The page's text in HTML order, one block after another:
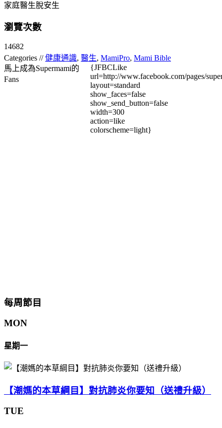
家庭醫生脫安生
瀏覽次數
14682
Categories //健康通識, 醫生, MamiPro, Mami Bible
馬上成為Supermami的
Fans
{JFBCLike
url=http://www.facebook.com/pages/
layout=standard
show_faces=false
show_send_button=false
width=300
action=like
colorscheme=light}
每周節目
MON
星期一
【潮媽的本草綱目】對抗肺炎你要知（送禮升級）
TUE